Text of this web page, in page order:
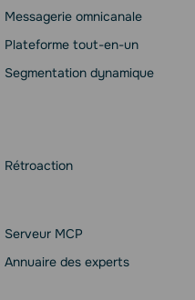
Messagerie omnicanale
Plateforme tout-en-un
Segmentation dynamique
Rétroaction
Serveur MCP
Annuaire des experts